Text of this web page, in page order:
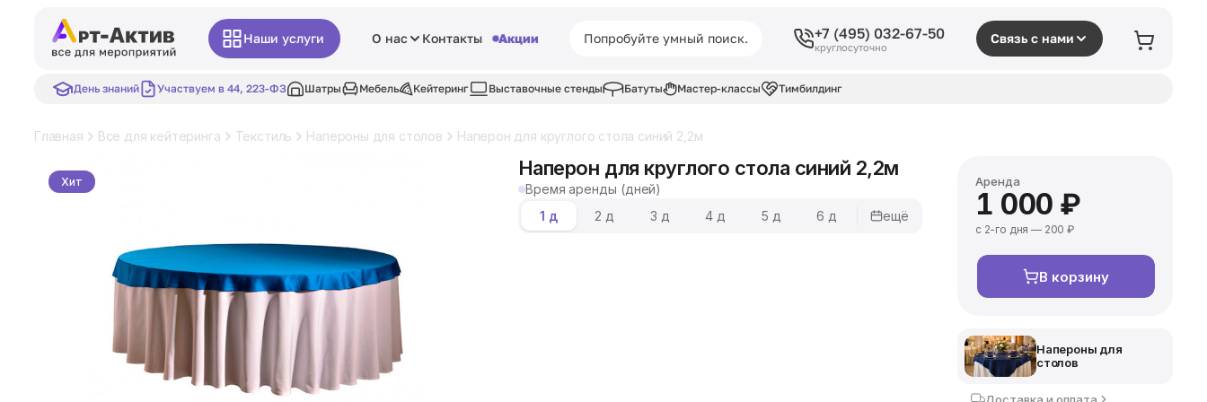
Наши услуги О нас Контакты Акции +7 (495) 032-67-50
круглосуточно
Связь с нами
День знаний Участвуем в 44, 223-ФЗ Шатры Мебель Кейтеринг Выставочные стенды Батуты Мастер-классы Тимбилдинг
Главная Все для кейтеринга Текстиль Напероны для столов Наперон для круглого стола синий 2,2м
Хит
Наперон для круглого стола синий 2,2м
Время аренды (дней)
1 д
2 д 3 д 4 д 5 д 6 д ещё
Аренда
1 000 ₽
с 2-го дня — 200 ₽
В корзину
Напероны для
столов